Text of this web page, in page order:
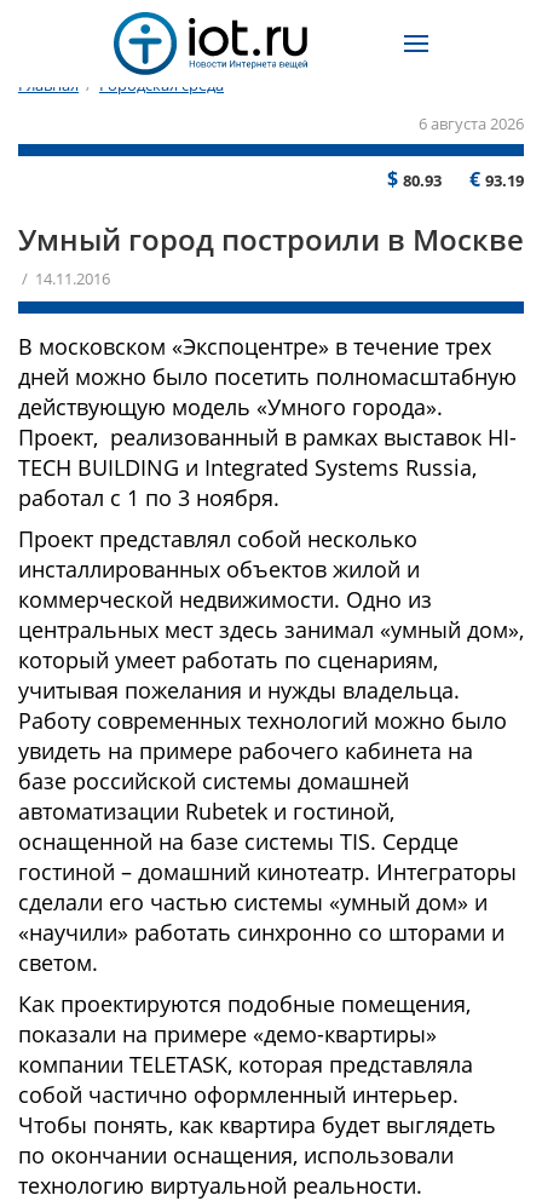
Главная / Городская среда
6 августа 2026
$ 80.93 € 93.19
Умный город построили в Москве
/ 14.11.2016
В московском «Экспоцентре» в течение трех
дней можно было посетить полномасштабную
действующую модель «Умного города».
Проект, реализованный в рамках выставок HI-
TECH BUILDING и Integrated Systems Russia,
работал с 1 по 3 ноября.
Проект представлял собой несколько
инсталлированных объектов жилой и
коммерческой недвижимости. Одно из
центральных мест здесь занимал «умный дом»,
который умеет работать по сценариям,
учитывая пожелания и нужды владельца.
Работу современных технологий можно было
увидеть на примере рабочего кабинета на
базе российской системы домашней
автоматизации Rubetek и гостиной,
оснащенной на базе системы TIS. Сердце
гостиной – домашний кинотеатр. Интеграторы
сделали его частью системы «умный дом» и
«научили» работать синхронно со шторами и
светом.
Как проектируются подобные помещения,
показали на примере «демо-квартиры»
компании TELETASK, которая представляла
собой частично оформленный интерьер.
Чтобы понять, как квартира будет выглядеть
по окончании оснащения, использовали
технологию виртуальной реальности.